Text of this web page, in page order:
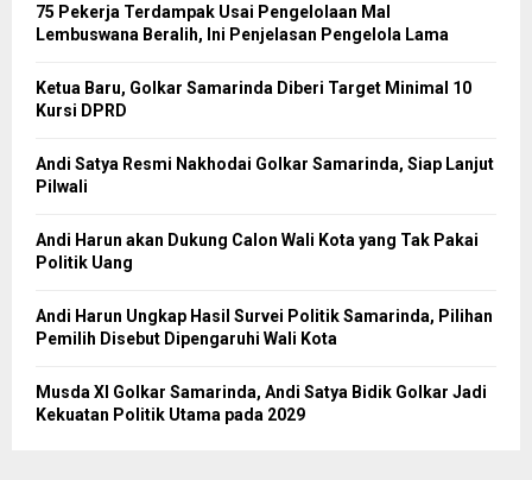
75 Pekerja Terdampak Usai Pengelolaan Mal
Lembuswana Beralih, Ini Penjelasan Pengelola Lama
Ketua Baru, Golkar Samarinda Diberi Target Minimal 10
Kursi DPRD
Andi Satya Resmi Nakhodai Golkar Samarinda, Siap Lanjut
Pilwali
Andi Harun akan Dukung Calon Wali Kota yang Tak Pakai
Politik Uang
Andi Harun Ungkap Hasil Survei Politik Samarinda, Pilihan
Pemilih Disebut Dipengaruhi Wali Kota
Musda XI Golkar Samarinda, Andi Satya Bidik Golkar Jadi
Kekuatan Politik Utama pada 2029